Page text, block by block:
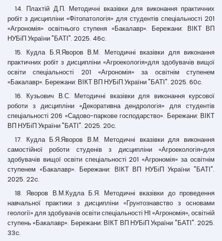
14. Плахтій Д.П. Методичні вказівки для виконання практичних
робіт з дисципліни «Фітопатологія» для студентів спеціальності 201
«Агрономія» освітнього ступеня «Бакалавр». Бережани: ВІКТ ВП
НУБіП України "БАТІ". 2025. 46c.
15. Кудла Б.Я.Яворов В.М. Методичні вказівки для виконання
практичних робіт з дисципліни «Агроекологія»для здобувачів вищої
освіти спеціальності 201 «Агрономія» за освітнім ступенем
«Бакалавр». Бережани: ВІКТ ВП НУБіП України "БАТІ". 2025. 60c.
16. Кузьович В.С. Методичні вказівки для виконання курсової
роботи з дисципліни «Декоративна дендрологія» для студентів
спеціальності 206 «Садово-паркове господарство». Бережани: ВІКТ
ВП НУБіП України "БАТІ". 2025. 20c.
17. Кудла Б.Я.Яворов В.М. Методичні вказівки для виконання
самостійної роботи студенів з дисципліни «Агроекологія»для
здобувачів вищої освіти спеціальності 201 «Агрономія» за освітнім
ступенем «Бакалавр». Бережани: ВІКТ ВП НУБіП України "БАТІ".
2025. 22c.
18. Яворов В.М.Кудла Б.Я. Методичні вказівки до проведення
навчальної практики з дисципліни «Грунтознавство з основами
геології» для здобувачів освіти спеціальності Н1 «Агрономія», освітній
ступень «Бакалавр». Бережани: ВІКТ ВП НУБіП України "БАТІ". 2025.
33c.